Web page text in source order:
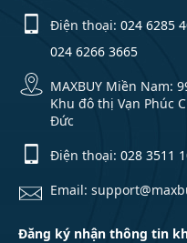
Điện thoại: 024 6285
024 6266 3665
MAXBUY Miền Nam:
Khu đô thị Vạn Phúc
Đức
Điện thoại: 028 3511
Email:
Đăng ký nhận thông tin